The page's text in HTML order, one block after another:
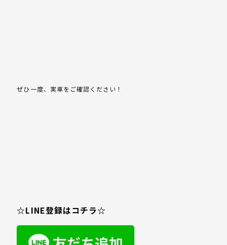
ぜひ一度、実車をご確認ください！
☆LINE登録はコチラ☆